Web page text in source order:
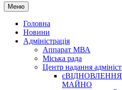
Меню Skip
to
content
Головна
Новини
Адміністрація
Аппарат МВА
Міська рада
Центр надання
МАЙНО